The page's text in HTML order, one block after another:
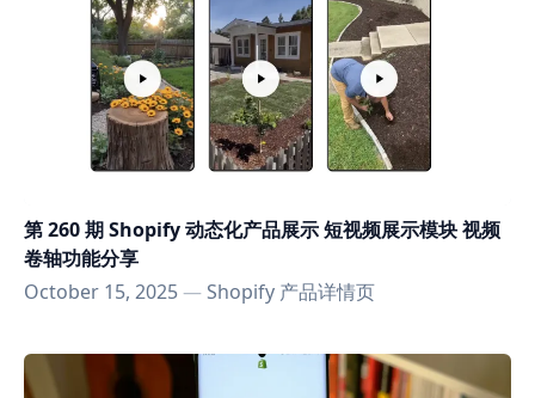
第 260 期 Shopify 动态化产品展示 短视频展示模块 视频
卷轴功能分享
October 15, 2025—Shopify 产品详情页